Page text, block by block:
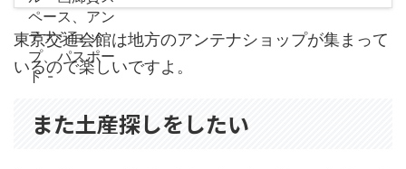
東京交通会館は地方のアンテナショップが集まって
いるので楽しいですよ。
また土産探しをしたい